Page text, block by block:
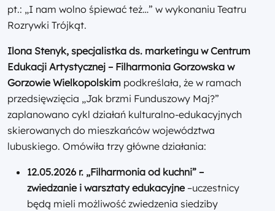
pt.: „I nam wolno śpiewać też…” w wykonaniu Teatru
Rozrywki Trójkąt.
Ilona Stenyk, specjalistka ds. marketingu w Centrum
Edukacji Artystycznej – Filharmonia Gorzowska w
Gorzowie Wielkopolskim podkreślała, że w ramach
przedsięwzięcia „Jak brzmi Funduszowy Maj?”
zaplanowano cykl działań kulturalno-edukacyjnych
skierowanych do mieszkańców województwa
lubuskiego. Omówiła trzy główne działania:
12.05.2026 r. „Filharmonia od kuchni” –
zwiedzanie i warsztaty edukacyjne –uczestnicy
będą mieli możliwość zwiedzenia siedziby